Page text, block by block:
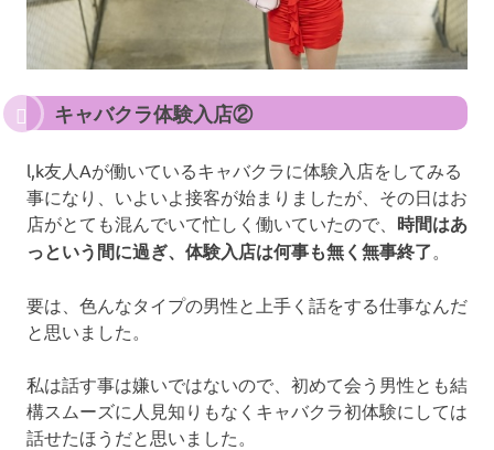
キャバクラ体験入店②
l,k友人Aが働いているキャバクラに体験入店をしてみる
事になり、いよいよ接客が始まりましたが、その日はお
店がとても混んでいて忙しく働いていたので、 時間はあ
っという間に過ぎ、体験入店は何事も無く無事終了。
要は、色んなタイプの男性と上手く話をする仕事なんだ
と思いました。
私は話す事は嫌いではないので、初めて会う男性とも結
構スムーズに人見知りもなくキャバクラ初体験にしては
話せたほうだと思いました。